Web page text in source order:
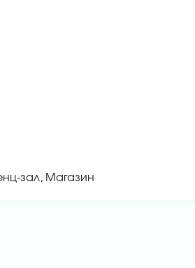
зал, Магазин